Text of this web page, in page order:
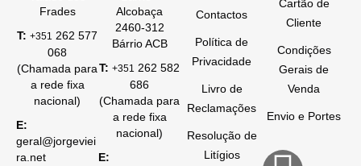
Frades
T: +351 262 577
068
(Chamada para
a rede fixa
nacional)
E:
geral@jorgeviei
ra.net
Alcobaça
2460-312
Bárrio ACB
T: +351 262 582
686
(Chamada para
a rede fixa
nacional)
E:
Contactos
Política de
Privacidade
Livro de
Reclamações
Resolução de
Litígios
Cartão de
Cliente
Condições
Gerais de
Venda
Envio e Portes